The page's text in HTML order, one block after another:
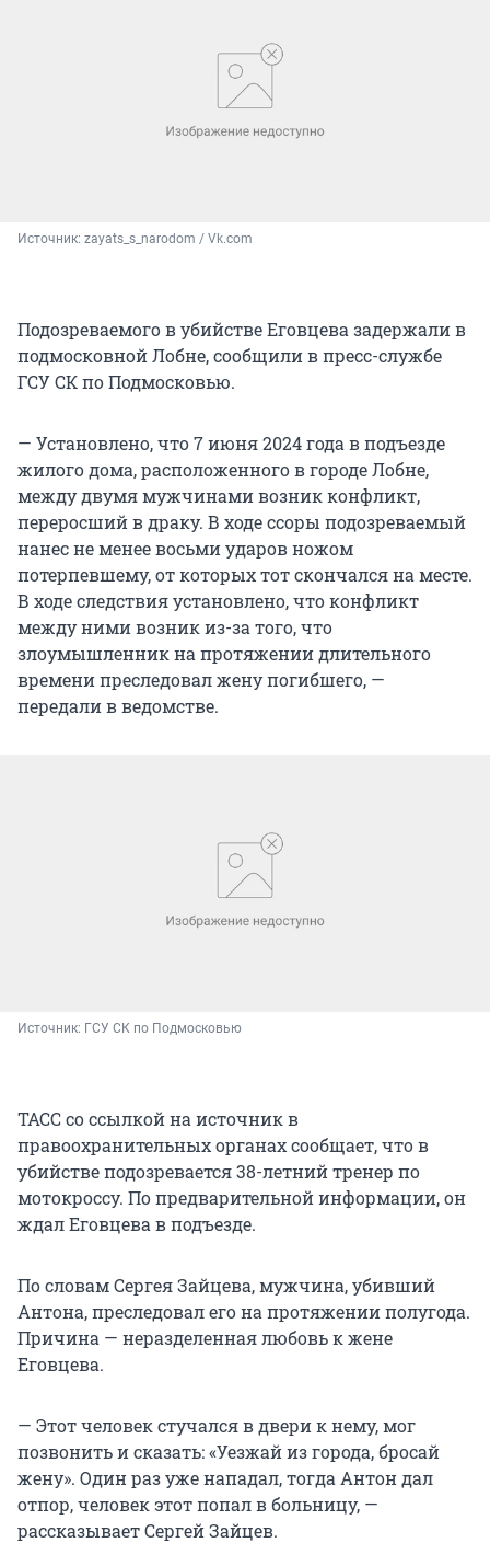
Источник: zayats_s_narodom / Vk.com
Подозреваемого в убийстве Еговцева задержали в
подмосковной Лобне, сообщили в пресс-службе
ГСУ СК по Подмосковью.
— Установлено, что 7 июня 2024 года в подъезде
жилого дома, расположенного в городе Лобне,
между двумя мужчинами возник конфликт,
переросший в драку. В ходе ссоры подозреваемый
нанес не менее восьми ударов ножом
потерпевшему, от которых тот скончался на месте.
В ходе следствия установлено, что конфликт
между ними возник из-за того, что
злоумышленник на протяжении длительного
времени преследовал жену погибшего, —
передали в ведомстве.
Источник: ГСУ СК по Подмосковью
ТАСС со ссылкой на источник в
правоохранительных органах сообщает, что в
убийстве подозревается 38-летний тренер по
мотокроссу. По предварительной информации, он
ждал Еговцева в подъезде.
По словам Сергея Зайцева, мужчина, убивший
Антона, преследовал его на протяжении полугода.
Причина — неразделенная любовь к жене
Еговцева.
— Этот человек стучался в двери к нему, мог
позвонить и сказать: «Уезжай из города, бросай
жену». Один раз уже нападал, тогда Антон дал
отпор, человек этот попал в больницу, —
рассказывает Сергей Зайцев.